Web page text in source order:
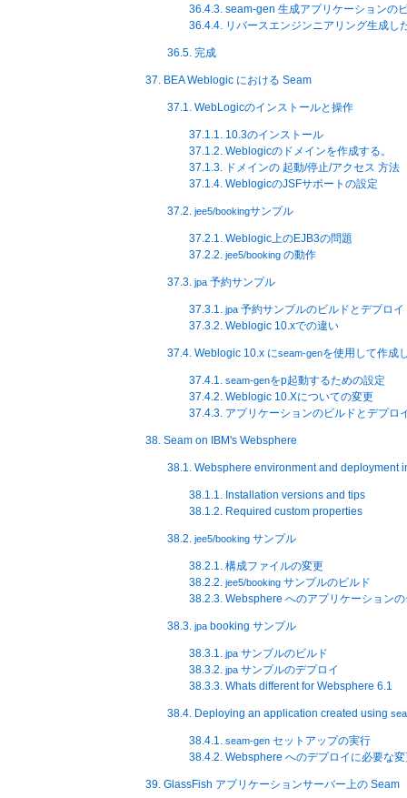
36.4.3. seam-gen 生成アプリケーションの
36.4.4. リバースエンジンニアリング生成
36.5. 完成
37. BEA Weblogic における Seam
37.1. WebLogicのインストールと操作
37.1.1. 10.3のインストール
37.1.2. Weblogicのドメインを作成する。
37.1.3. ドメインの 起動/停止/アクセス 方法
37.1.4. WeblogicのJSFサポートの設定
37.2. jee5/bookingサンプル
37.2.1. Weblogic上のEJB3の問題
37.2.2. jee5/booking の動作
37.3. jpa 予約サンプル
37.3.1. jpa 予約サンプルのビルドとデプロイ
37.3.2. Weblogic 10.xでの違い
37.4. Weblogic 10.x にseam-genを使用して作成
37.4.1. seam-genをp起動するための設定
37.4.2. Weblogic 10.Xについての変更
37.4.3. アプリケーションのビルドとデプロ
38. Seam on IBM's Websphere
38.1. Websphere environment and deployment
38.1.1. Installation versions and tips
38.1.2. Required custom properties
38.2. jee5/booking サンプル
38.2.1. 構成ファイルの変更
38.2.2. jee5/booking サンプルのビルド
38.2.3. Websphere へのアプリケーション
38.3. jpa booking サンプル
38.3.1. jpa サンプルのビルド
38.3.2. jpa サンプルのデプロイ
38.3.3. Whats different for Websphere 6.1
38.4. Deploying an application created using
38.4.1. seam-gen セットアップの実行
38.4.2. Websphere へのデプロイに必要な
39. GlassFish アプリケーションサーバー上の Seam